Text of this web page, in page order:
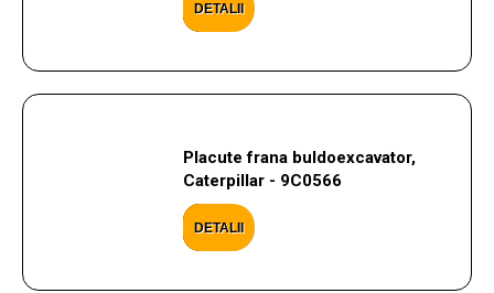
DETALII
Placute frana buldoexcavator,
Caterpillar - 9C0566
DETALII